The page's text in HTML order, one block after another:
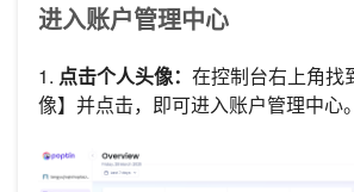
进入账户管理中心
1. 点击个人头像： 在控制台右上角找
像】并点击，即可进入账户管理中心。